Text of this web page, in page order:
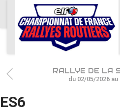
ACCUEIL
ACTUS
CALENDRIER
CHAMPIONNAT
RÉSULTATS
RALLYE DE LA
du 02/05/2026
ES6